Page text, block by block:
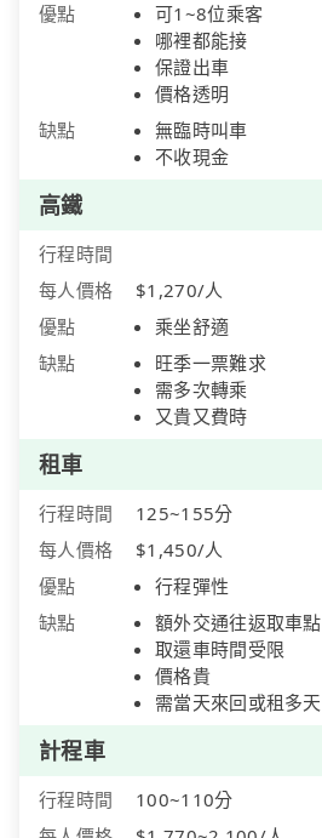
優點
可1~8位乘客
哪裡都能接
保證出車
價格透明
缺點
無臨時叫車
不收現金
高鐵
行程時間
每人價格
$1,270/人
優點
乘坐舒適
缺點
旺季一票難求
需多次轉乘
又貴又費時
租車
行程時間
125~155分
每人價格
$1,450/人
優點
行程彈性
缺點
額外交通往返取車點
取還車時間受限
價格貴
需當天來回或租多天
計程車
行程時間
100~110分